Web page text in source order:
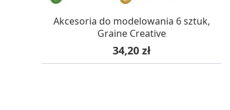
OCZEKUJEMY NA DOSTAWĘ
Akcesoria do modelowania 6 sztuk,
Graine Creative
Cena
34,20 zł